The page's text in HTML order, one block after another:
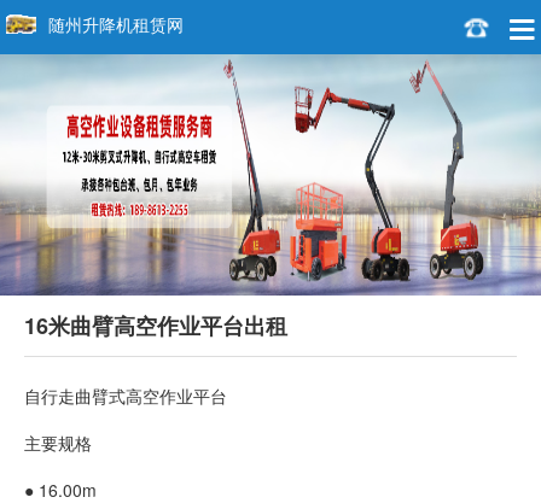
随州升降机租赁网
16米曲臂高空作业平台出租
自行走曲臂式高空作业平台
主要规格
● 16.00m